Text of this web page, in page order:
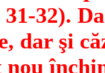
31-32).
dar şi